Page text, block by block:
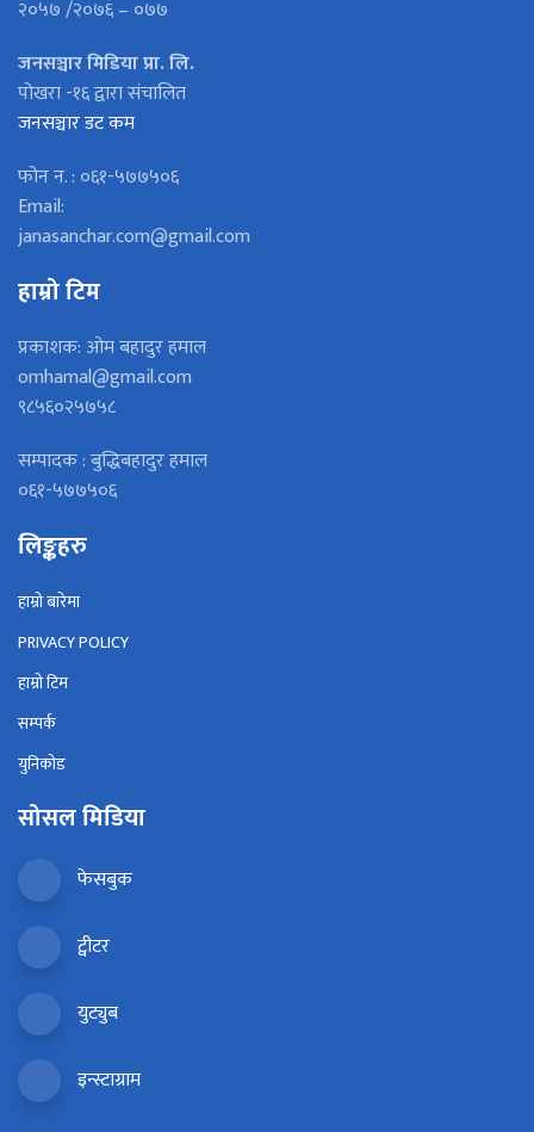
२०५७ /२०७६ – ०७७
जनसञ्चार मिडिया प्रा. लि.
पोखरा -१६ द्वारा संचालित
जनसञ्चार डट कम
फोन न. : ०६१-५७७५०६
Email:
janasanchar.com@gmail.com
हाम्रो टिम
प्रकाशक: ओम बहादुर हमाल
omhamal@gmail.com
९८५६०२५७५८
सम्पादक : बुद्धिबहादुर हमाल
०६१-५७७५०६
लिङ्कहरु
हाम्रो बारेमा
PRIVACY POLICY
हाम्रो टिम
सम्पर्क
युनिकोड
सोसल मिडिया
फेसबुक
ट्वीटर
युट्युब
इन्स्टाग्राम